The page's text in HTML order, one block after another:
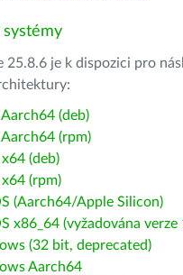
25.8.6 je k dispozici pro
Aarch64 (deb)
Aarch64 (rpm)
(deb)
x64 (rpm)
(Aarch64/Apple Silicon)
x86_64 (vyžadována
(32 bit, deprecated)
Aarch64